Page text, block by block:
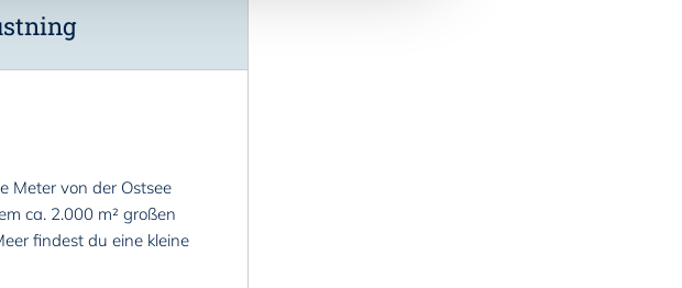
Meter von der Ostsee
ca. 2.000 m² großen
findest du eine kleine